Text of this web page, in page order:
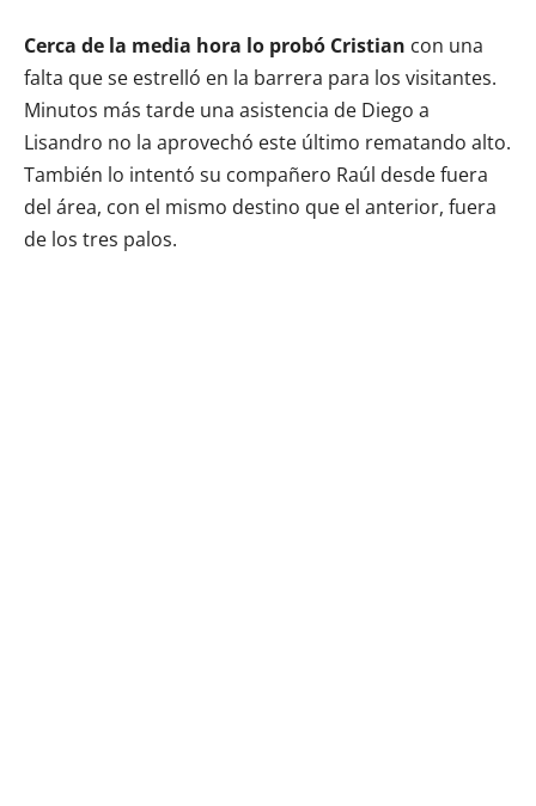
Cerca de la media hora lo probó Cristian con una
falta que se estrelló en la barrera para los visitantes.
Minutos más tarde una asistencia de Diego a
Lisandro no la aprovechó este último rematando alto.
También lo intentó su compañero Raúl desde fuera
del área, con el mismo destino que el anterior, fuera
de los tres palos.